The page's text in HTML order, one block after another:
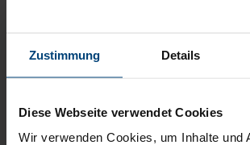
Zustimmung Details
Diese Webseite verwendet Cookies
Wir verwenden Cookies, um Inhalte und